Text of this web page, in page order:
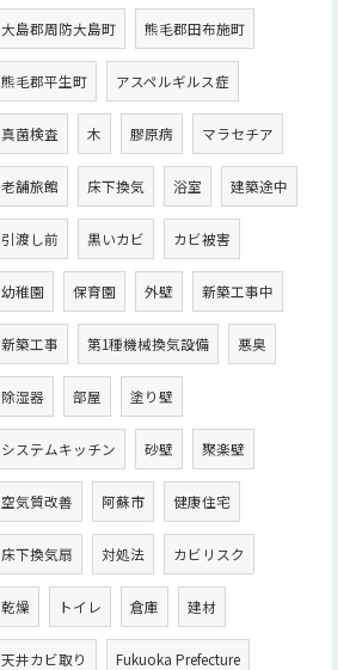
大島郡周防大島町 熊毛郡田布施町
熊毛郡平生町 アスペルギルス症
真菌検査 木 膠原病 マラセチア
老舗旅館 床下換気 浴室 建築途中
引渡し前 黒いカビ カビ被害
幼稚園 保育園 外壁 新築工事中
新築工事 第1種機械換気設備 悪臭
除湿器 部屋 塗り壁
システムキッチン 砂壁 聚楽壁
空気質改善 阿蘇市 健康住宅
床下換気扇 対処法 カビリスク
乾燥 トイレ 倉庫 建材
天井カビ取り Fukuoka Prefecture